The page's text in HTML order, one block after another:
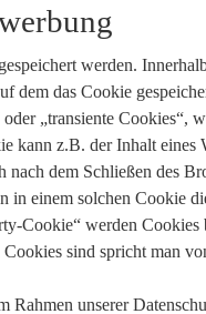
werden.
das Cookie
„transiente
kann z.B. der Inhalt
dem Schließen des
einem solchen Cookie
Cookie“ werden
sind spricht man
Rahmen unserer